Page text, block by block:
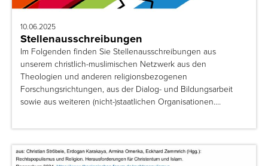
10.06.2025
Stellenausschreibungen
Im Folgenden finden Sie Stellenausschreibungen aus
unserem christlich-muslimischen Netzwerk aus den
Theologien und anderen religionsbezogenen
Forschungsrichtungen, aus der Dialog- und Bildungsarbeit
sowie aus weiteren (nicht-)staatlichen Organisationen.…